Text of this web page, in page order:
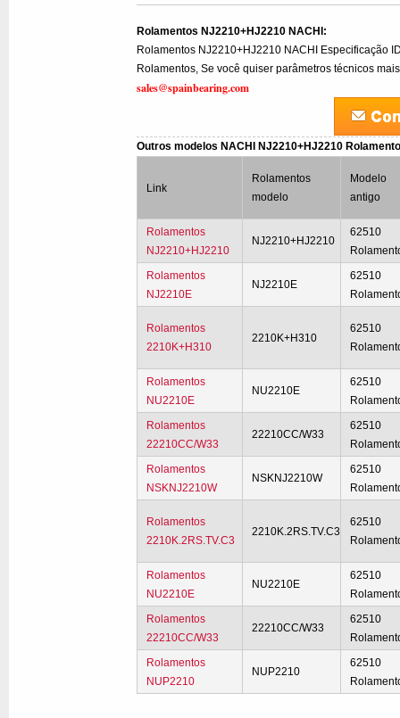
Rolamentos NJ2210+HJ2210 NACHI:
Rolamentos NJ2210+HJ2210 NACHI Especificação
Rolamentos, Se você quiser parâmetros técnicos
sales@spainbearing.com
Outros modelos NACHI NJ2210+HJ2210
Link
Rolamentos
modelo
Modelo
antigo
Rolamentos
NJ2210+HJ2210
NJ2210+HJ2210
62510
Rolamentos
NJ2210E
NJ2210E
62510
Rolamentos
2210K+H310
2210K+H310
62510
Rolamentos
NU2210E
NU2210E
62510
Rolamentos
22210CC/W33
22210CC/W33
62510
Rolamentos
NSKNJ2210W
NSKNJ2210W
62510
Rolamentos
2210K.2RS.TV.C3
2210K.2RS.TV.C3
62510
Rolamentos
NU2210E
NU2210E
62510
Rolamentos
22210CC/W33
22210CC/W33
62510
Rolamentos
NUP2210
NUP2210
62510